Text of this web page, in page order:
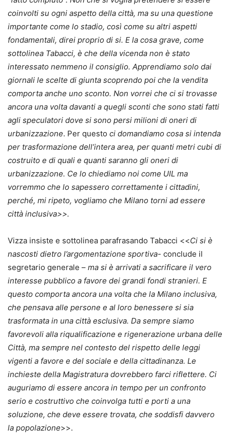
coinvolti su ogni aspetto della città, ma su una questione
importante come lo stadio, così come su altri aspetti
fondamentali, direi proprio di si. E la cosa grave, come
sottolinea Tabacci, è che della vicenda non è stato
interessato nemmeno il consiglio. Apprendiamo solo dai
giornali le scelte di giunta scoprendo poi che la vendita
comporta anche uno sconto. Non vorrei che ci si trovasse
ancora una volta davanti a quegli sconti che sono stati fatti
agli speculatori dove si sono persi milioni di oneri di
urbanizzazione. Per questo ci domandiamo cosa si intenda
per trasformazione dell’intera area, per quanti metri cubi di
costruito e di quali e quanti saranno gli oneri di
urbanizzazione. Ce lo chiediamo noi come UIL ma
vorremmo che lo sapessero correttamente i cittadini,
perché, mi ripeto, vogliamo che Milano torni ad essere
città inclusiva>>.
Vizza insiste e sottolinea parafrasando Tabacci <<Ci si è
nascosti dietro l’argomentazione sportiva- conclude il
segretario generale – ma si è arrivati a sacrificare il vero
interesse pubblico a favore dei grandi fondi stranieri. E
questo comporta ancora una volta che la Milano inclusiva,
che pensava alle persone e al loro benessere si sia
trasformata in una città esclusiva. Da sempre siamo
favorevoli alla riqualificazione e rigenerazione urbana delle
Città, ma sempre nel contesto del rispetto delle leggi
vigenti a favore e del sociale e della cittadinanza. Le
inchieste della Magistratura dovrebbero farci riflettere. Ci
auguriamo di essere ancora in tempo per un confronto
serio e costruttivo che coinvolga tutti e porti a una
soluzione, che deve essere trovata, che soddisfi davvero
la popolazione>>.